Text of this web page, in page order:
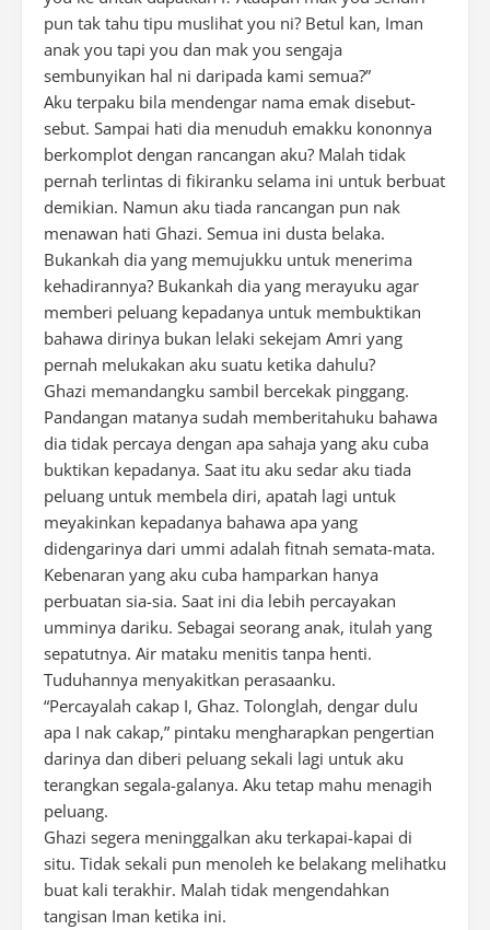
pun tak tahu tipu muslihat you ni? Betul kan, Iman
anak you tapi you dan mak you sengaja
sembunyikan hal ni daripada kami semua?”
Aku terpaku bila mendengar nama emak disebut-
sebut. Sampai hati dia menuduh emakku kononnya
berkomplot dengan rancangan aku? Malah tidak
pernah terlintas di fikiranku selama ini untuk berbuat
demikian. Namun aku tiada rancangan pun nak
menawan hati Ghazi. Semua ini dusta belaka.
Bukankah dia yang memujukku untuk menerima
kehadirannya? Bukankah dia yang merayuku agar
memberi peluang kepadanya untuk membuktikan
bahawa dirinya bukan lelaki sekejam Amri yang
pernah melukakan aku suatu ketika dahulu?
Ghazi memandangku sambil bercekak pinggang.
Pandangan matanya sudah memberitahuku bahawa
dia tidak percaya dengan apa sahaja yang aku cuba
buktikan kepadanya. Saat itu aku sedar aku tiada
peluang untuk membela diri, apatah lagi untuk
meyakinkan kepadanya bahawa apa yang
didengarinya dari ummi adalah fitnah semata-mata.
Kebenaran yang aku cuba hamparkan hanya
perbuatan sia-sia. Saat ini dia lebih percayakan
umminya dariku. Sebagai seorang anak, itulah yang
sepatutnya. Air mataku menitis tanpa henti.
Tuduhannya menyakitkan perasaanku.
“Percayalah cakap I, Ghaz. Tolonglah, dengar dulu
apa I nak cakap,” pintaku mengharapkan pengertian
darinya dan diberi peluang sekali lagi untuk aku
terangkan segala-galanya. Aku tetap mahu menagih
peluang.
Ghazi segera meninggalkan aku terkapai-kapai di
situ. Tidak sekali pun menoleh ke belakang melihatku
buat kali terakhir. Malah tidak mengendahkan
tangisan Iman ketika ini.